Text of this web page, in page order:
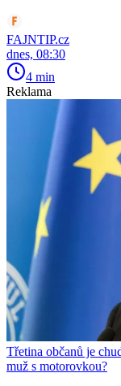
FAJNTIP.cz
dnes, 08:30
4 min
Reklama
Třetina občanů je
muž s motorovkou?